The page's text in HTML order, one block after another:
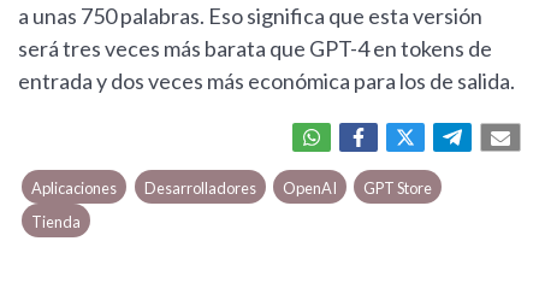
a unas 750 palabras. Eso significa que esta versión
será tres veces más barata que GPT-4 en tokens de
entrada y dos veces más económica para los de salida.
Aplicaciones Desarrolladores OpenAI
GPT Store
Tienda